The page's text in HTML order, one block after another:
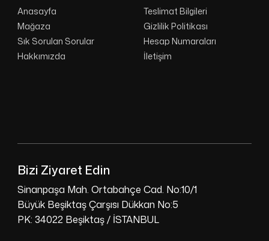
Bizi Ziyaret Edin
Sinanpaşa Mah. Ortabahçe Cad. No:10/1
Büyük Beşiktaş Çarşısı Dükkan No:5
PK: 34022 Beşiktaş / İSTANBUL
Anasayfa
Mağaza
Sık Sorulan Sorular
Hakkımızda
Teslimat Bilgileri
Gizlilik Politikası
Hesap Numaraları
İletişim